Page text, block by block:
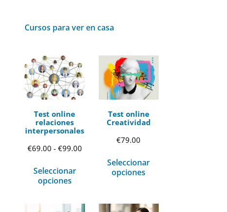
Cursos para ver en casa
Test online
relaciones
interpersonales
€69.00 - €99.00Rango
€69.00
Seleccionar
opciones
Test online
Creatividad
€79.00
Seleccionar
opciones